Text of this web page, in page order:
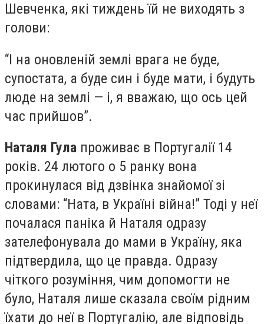
Шевченка, які тиждень їй не виходять з
голови:
“І на оновленій землі врага не буде,
супостата, а буде син і буде мати, і будуть
люде на землі — і, я вважаю, що ось цей
час прийшов”.
Наталя Гула проживає в Португалії 14
років. 24 лютого о 5 ранку вона
прокинулася від дзвінка знайомої зі
словами: “Ната, в Україні війна!” Тоді у неї
почалася паніка й Наталя одразу
зателефонувала до мами в Україну, яка
підтвердила, що це правда. Одразу
чіткого розуміння, чим допомогти не
було, Наталя лише сказала своїм рідним
їхати до неї в Португалію, але відповідь